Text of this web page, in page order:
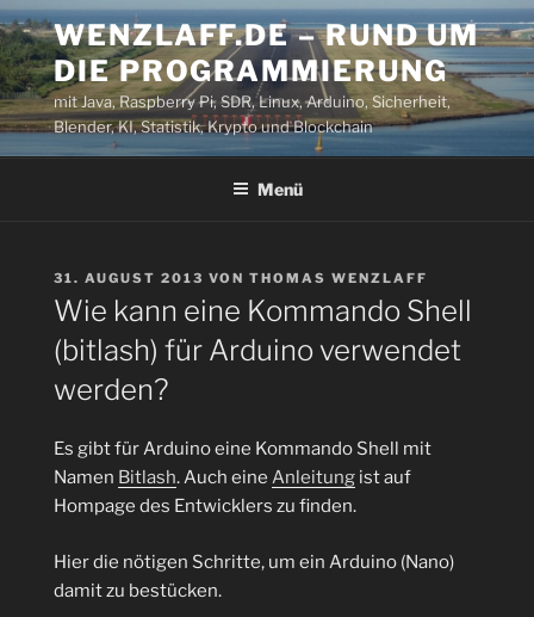
Zum
Inhalt
springen
WENZLAFF.DE – RUND UM
DIE PROGRAMMIERUNG
mit Java, Raspberry Pi, SDR, Linux, Arduino, Sicherheit,
Blender, KI, Statistik, Krypto und Blockchain
Menü
VERÖFFENTLICHT
AM
31. AUGUST 2013 VON THOMAS WENZLAFF
Wie kann eine Kommando Shell
(bitlash) für Arduino verwendet
werden?
Es gibt für Arduino eine Kommando Shell mit
Namen Bitlash. Auch eine Anleitung ist auf
Hompage des Entwicklers zu finden.
Hier die nötigen Schritte, um ein Arduino (Nano)
damit zu bestücken.